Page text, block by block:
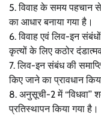
5. विवाह के समय पहचान
का आधार बनाया गया है।
6. विवाह एवं लिव-इन
कृत्यों के लिए कठोर
7. लिव-इन संबंध की
किए जाने का प्रावधान
8. अनुसूची-2 में ‘‘विधवा’’
प्रतिस्थापन किया गया है।